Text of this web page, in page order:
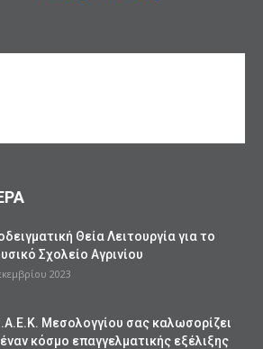
Θεία Λειτουργία για το
Σχολείο Αγρινίου
2023
Μεσολογγίου σας καλωσορίζει
κόσμο επαγγελματικής εξέλιξης